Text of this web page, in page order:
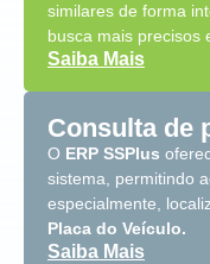
similares de forma
busca mais precisos
Saiba Mais
Consulta de
O ERP SSPlus
sistema, permitindo
especialmente,
Placa do Veículo.
Saiba Mais